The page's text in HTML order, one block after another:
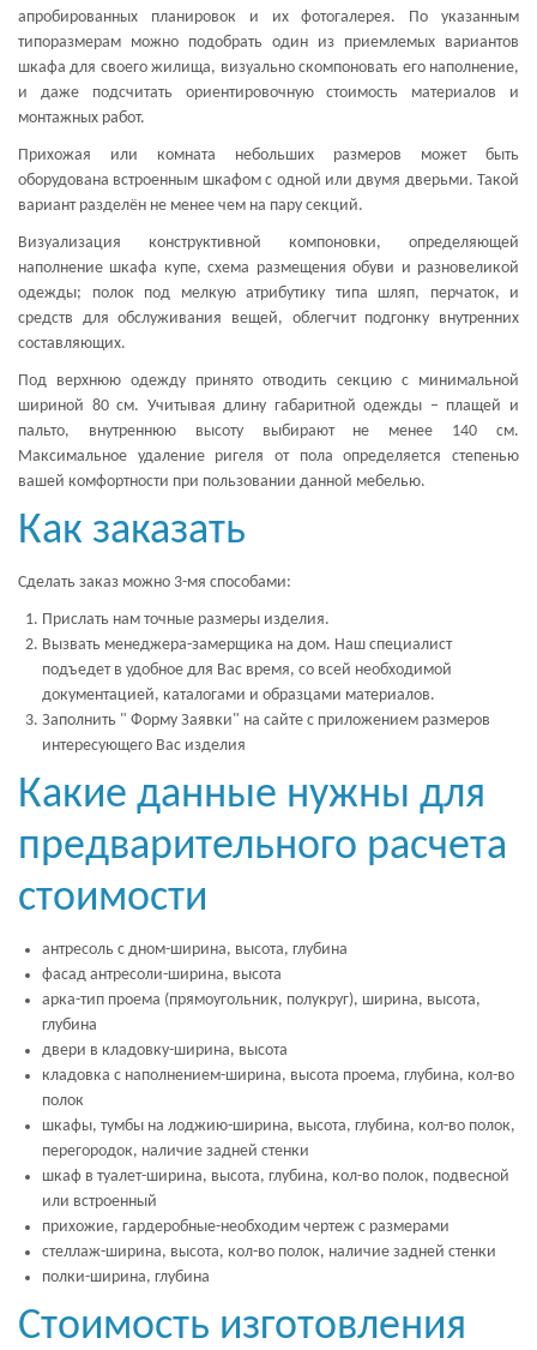
апробированных планировок и их фотогалерея. По указанным
типоразмерам можно подобрать один из приемлемых вариантов
шкафа для своего жилища, визуально скомпоновать его наполнение,
и даже подсчитать ориентировочную стоимость материалов и
монтажных работ.
Прихожая или комната небольших размеров может быть
оборудована встроенным шкафом с одной или двумя дверьми. Такой
вариант разделён не менее чем на пару секций.
Визуализация конструктивной компоновки, определяющей
наполнение шкафа купе, схема размещения обуви и разновеликой
одежды; полок под мелкую атрибутику типа шляп, перчаток, и
средств для обслуживания вещей, облегчит подгонку внутренних
составляющих.
Под верхнюю одежду принято отводить секцию с минимальной
шириной 80 см. Учитывая длину габаритной одежды – плащей и
пальто, внутреннюю высоту выбирают не менее 140 см.
Максимальное удаление ригеля от пола определяется степенью
вашей комфортности при пользовании данной мебелью.
Как заказать
Сделать заказ можно 3-мя способами:
Прислать нам точные размеры изделия.
Вызвать менеджера-замерщика на дом. Наш специалист
подъедет в удобное для Вас время, со всей необходимой
документацией, каталогами и образцами материалов.
Заполнить " Форму Заявки" на сайте с приложением размеров
интересующего Вас изделия
Какие данные нужны для
предварительного расчета
стоимости
антресоль с дном-ширина, высота, глубина
фасад антресоли-ширина, высота
арка-тип проема (прямоугольник, полукруг), ширина, высота,
глубина
двери в кладовку-ширина, высота
кладовка с наполнением-ширина, высота проема, глубина, кол-во
полок
шкафы, тумбы на лоджию-ширина, высота, глубина, кол-во полок,
перегородок, наличие задней стенки
шкаф в туалет-ширина, высота, глубина, кол-во полок, подвесной
или встроенный
прихожие, гардеробные-необходим чертеж с размерами
стеллаж-ширина, высота, кол-во полок, наличие задней стенки
полки-ширина, глубина
Стоимость изготовления